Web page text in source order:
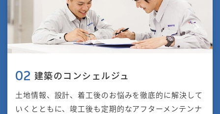
02 建築のコンシェルジュ
⼟地情報、設計、着⼯後のお悩みを徹底的に解決して
いくとともに、竣⼯後も定期的なアフターメンテンナ